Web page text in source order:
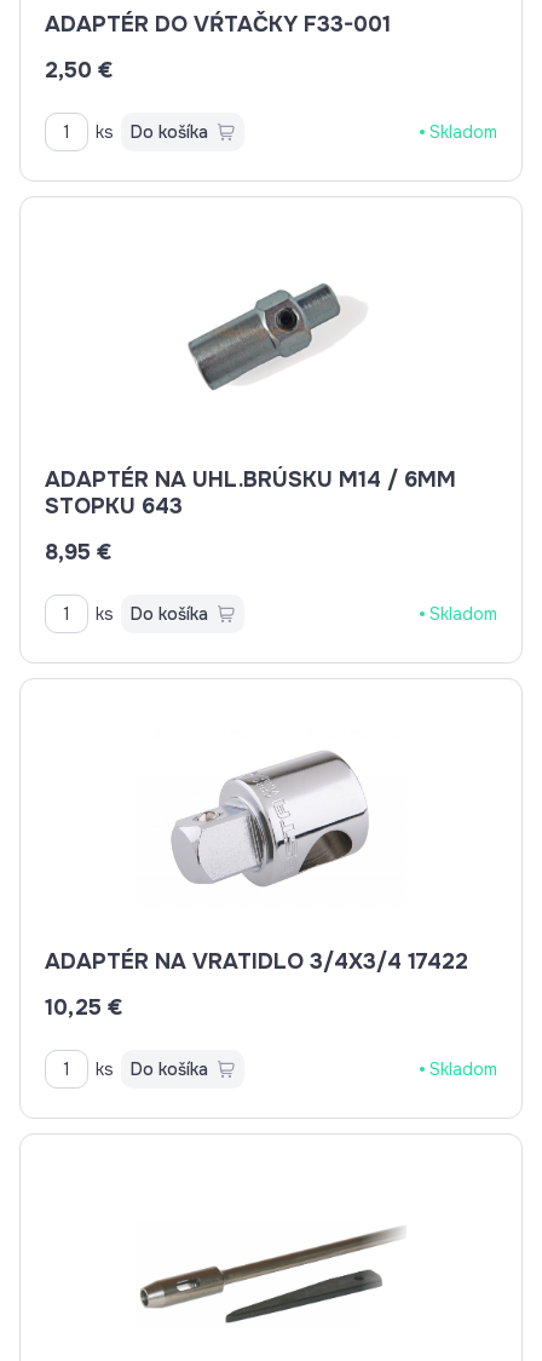
ADAPTÉR DO VŔTAČKY F33-001
2,50 €
ks Do košíka Skladom
ADAPTÉR NA UHL.BRÚSKU M14 / 6MM
STOPKU 643
8,95 €
ks Do košíka Skladom
ADAPTÉR NA VRATIDLO 3/4X3/4 17422
10,25 €
ks Do košíka Skladom